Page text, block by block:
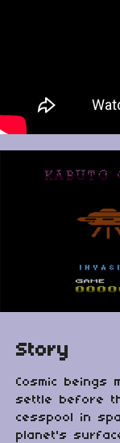
Story
Cosmic beings
settle before
cesspool in
planet's